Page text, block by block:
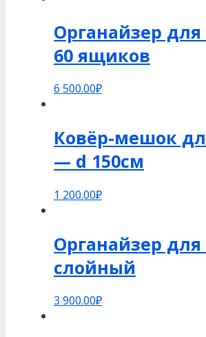
Органайзер
60 ящиков
6 500.00₽
Ковёр-мешок
— d 150см
1 200.00₽
Органайзер для
слойный
3 900.00₽